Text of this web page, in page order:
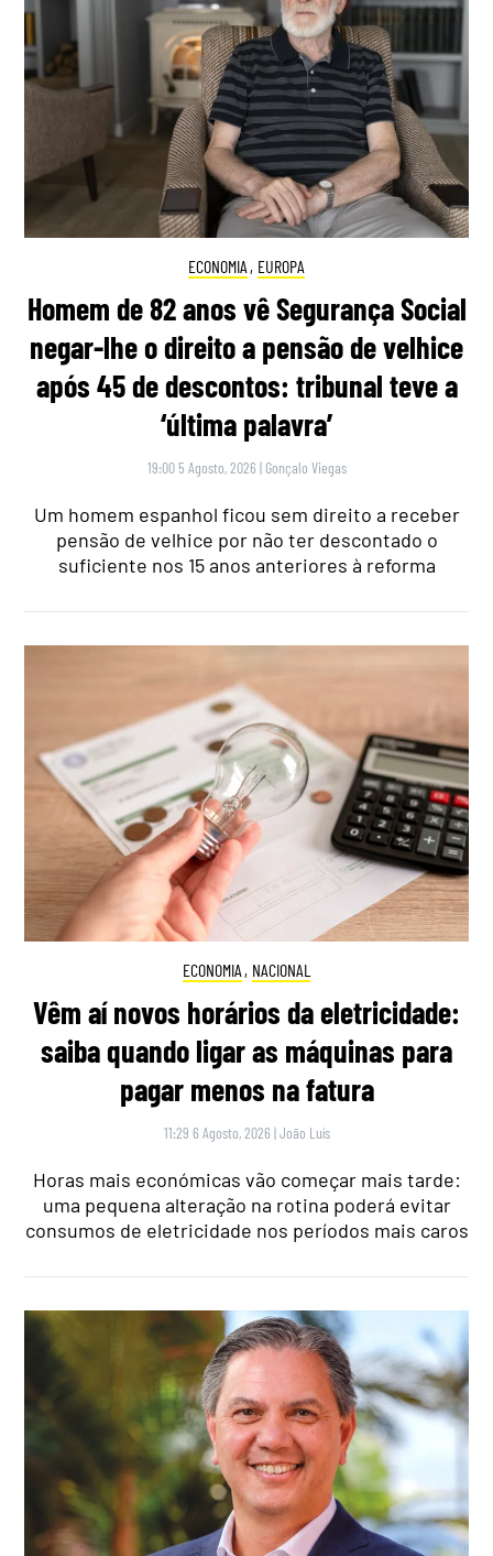
ECONOMIA , EUROPA
Homem de 82 anos vê Segurança Social
negar-lhe o direito a pensão de velhice
após 45 de descontos: tribunal teve a
‘última palavra’
19:00 5 Agosto, 2026 | Gonçalo Viegas
Um homem espanhol ficou sem direito a receber
pensão de velhice por não ter descontado o
suficiente nos 15 anos anteriores à reforma
ECONOMIA , NACIONAL
Vêm aí novos horários da eletricidade:
saiba quando ligar as máquinas para
pagar menos na fatura
11:29 6 Agosto, 2026 |João Luís
Horas mais económicas vão começar mais tarde:
uma pequena alteração na rotina poderá evitar
consumos de eletricidade nos períodos mais caros